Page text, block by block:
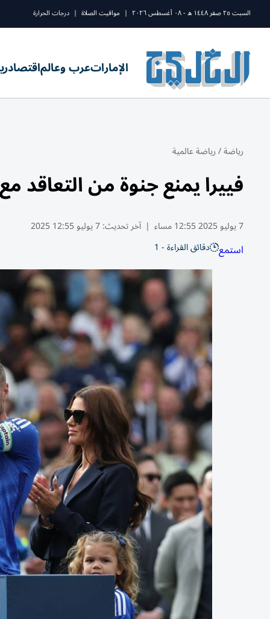
السبت ٢٥ صفر ١٤٤٨ ه - ٠٨ أغسطس ٢٠٢٦ | مواقيت الصلاة | درجات الحرارة
الإماراتعرب وعالماقتصاد
رياضة/رياضة عالمية
فييرا يمنع جنوة من التعاقد
7 يوليو 2025 12:55 مساء | آخر تحديث:7 يوليو 12:55 2025
استمع دقائق القراءة - 1